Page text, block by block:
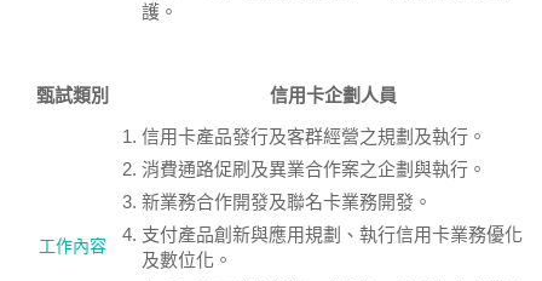
護。
甄試類別 信用卡企劃人員
工作內容
信用卡產品發行及客群經營之規劃及執行。
消費通路促刷及異業合作案之企劃與執行。
新業務合作開發及聯名卡業務開發。
支付產品創新與應用規劃、執行信用卡業務優化
及數位化。